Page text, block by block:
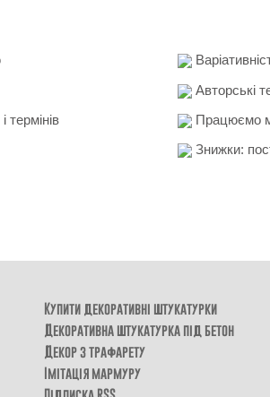
термінів
Авторські
Працюємо
Знижки:
Купити декоративні штукатурки
Декоративна штукатурка під бетон
Декор з трафарету
Імітація мармуру